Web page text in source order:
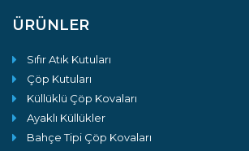
ÜRÜNLER
Sıfır Atık Kutuları
Çöp Kutuları
Küllüklü Çöp Kovaları
Ayaklı Küllükler
Bahçe Tipi Çöp Kovaları